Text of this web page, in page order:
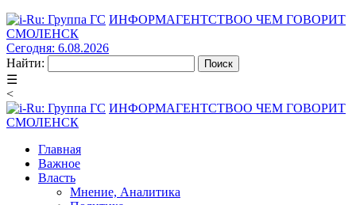
ИНФОРМАГЕНТСТВОО ЧЕМ ГОВОРИТ
СМОЛЕНСК
Сегодня: 6.08.2026
Найти:
☰
<
ИНФОРМАГЕНТСТВОО ЧЕМ ГОВОРИТ
СМОЛЕНСК
Главная
Важное
Власть
Мнение, Аналитика